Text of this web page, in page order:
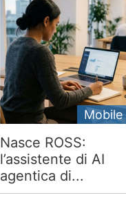
Mobile
Nasce ROSS:
l’assistente di AI
agentica di...